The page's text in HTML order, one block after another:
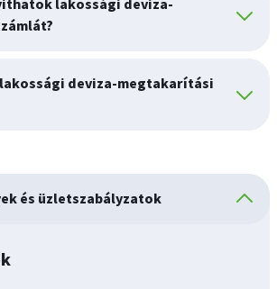
deviza-megtakarítási
és üzletszabályzatok